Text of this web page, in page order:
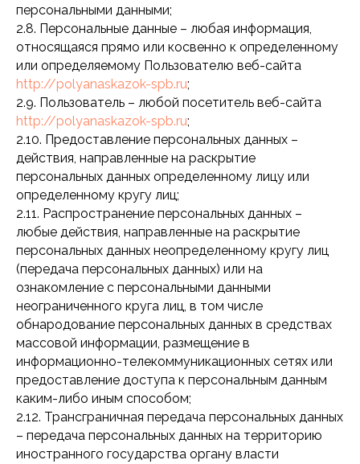
персональными данными;
2.8. Персональные данные – любая информация,
относящаяся прямо или косвенно к определенному
или определяемому Пользователю веб-сайта
http://polyanaskazok-spb.ru;
2.9. Пользователь – любой посетитель веб-сайта
http://polyanaskazok-spb.ru;
2.10. Предоставление персональных данных –
действия, направленные на раскрытие
персональных данных определенному лицу или
определенному кругу лиц;
2.11. Распространение персональных данных –
любые действия, направленные на раскрытие
персональных данных неопределенному кругу лиц
(передача персональных данных) или на
ознакомление с персональными данными
неограниченного круга лиц, в том числе
обнародование персональных данных в средствах
массовой информации, размещение в
информационно-телекоммуникационных сетях или
предоставление доступа к персональным данным
каким-либо иным способом;
2.12. Трансграничная передача персональных данных
– передача персональных данных на территорию
иностранного государства органу власти